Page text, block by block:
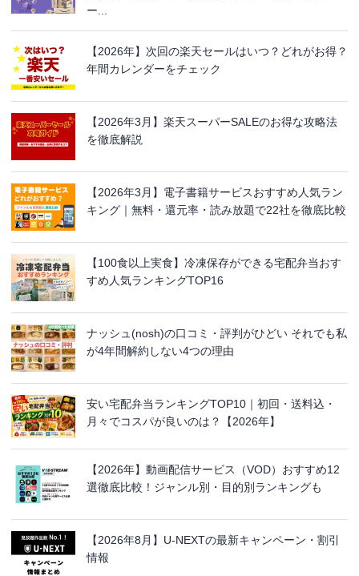
ー...
【2026年】次回の楽天セールはいつ？どれがお得？
年間カレンダーをチェック
【2026年3月】楽天スーパーSALEのお得な攻略法
を徹底解説
【2026年3月】電子書籍サービスおすすめ人気ラン
キング｜無料・還元率・読み放題で22社を徹底比較
【100食以上実食】冷凍保存ができる宅配弁当おす
すめ人気ランキングTOP16
ナッシュ(nosh)の口コミ・評判がひどい それでも私
が4年間解約しない4つの理由
安い宅配弁当ランキングTOP10｜初回・送料込・
月々でコスパが良いのは？【2026年】
【2026年】動画配信サービス（VOD）おすすめ12
選徹底比較！ジャンル別・目的別ランキングも
【2026年8月】U-NEXTの最新キャンペーン・割引
情報